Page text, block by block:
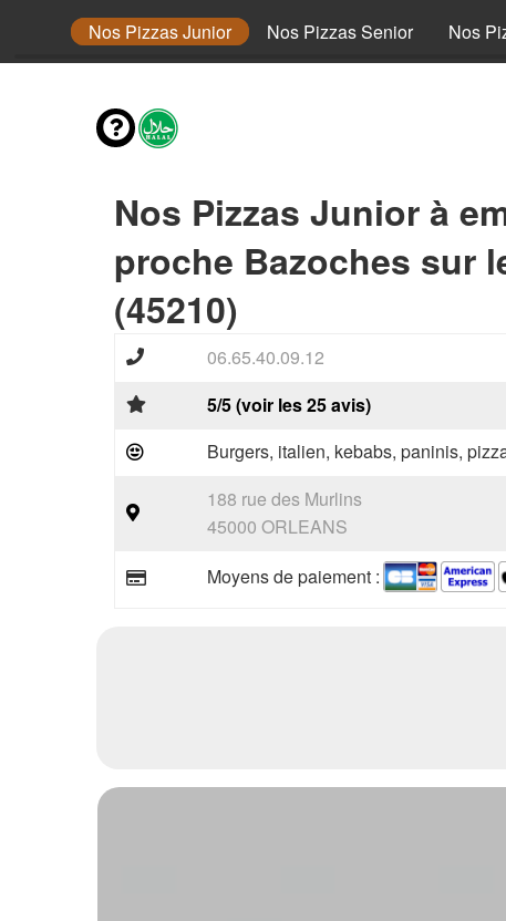
Nos Pizzas Junior Nos Pizzas Senior Nos
Nos Pizzas Junior à
proche Bazoches sur
(45210)
06.65.40.09.12
5/5 (voir les 25 avis)
Burgers, italien, kebabs, paninis,
188 rue des Murlins
45000 ORLEANS
Moyens de paiement :